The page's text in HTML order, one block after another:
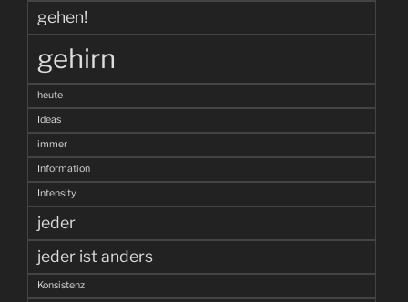
gehen!
gehirn
heute
Ideas
immer
Information
Intensity
jeder
jeder ist anders
Konsistenz